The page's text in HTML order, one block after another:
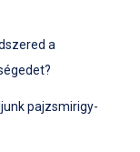
a
pajzsmirigy-